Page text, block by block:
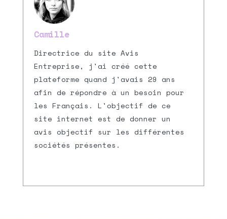
Camille
Directrice du site Avis
Entreprise, j'ai créé cette
plateforme quand j'avais 29 ans
afin de répondre à un besoin pour
les Français. L'objectif de ce
site internet est de donner un
avis objectif sur les différentes
sociétés présentes.